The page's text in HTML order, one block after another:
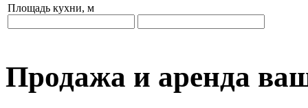
Площадь кухни, м
Продажа и аренда